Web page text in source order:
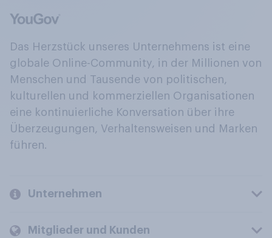
Das Herzstück unseres Unternehmens ist eine
globale Online-Community, in der Millionen von
Menschen und Tausende von politischen,
kulturellen und kommerziellen Organisationen
eine kontinuierliche Konversation über ihre
Überzeugungen, Verhaltensweisen und Marken
führen.
Unternehmen
Mitglieder und Kunden